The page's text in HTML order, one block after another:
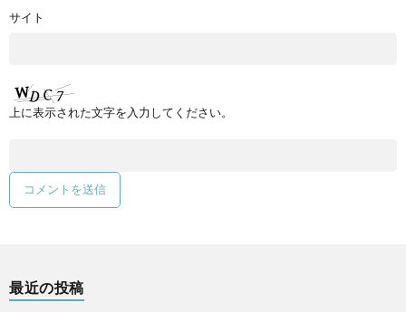
サイト
上に表示された文字を入力してください。
最近の投稿